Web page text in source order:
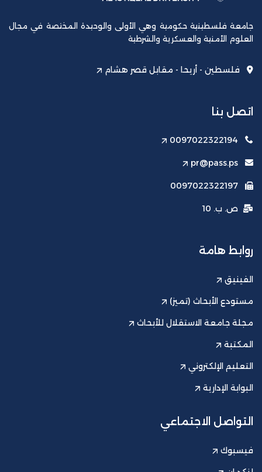
جامعة فلسطينية حكومية وهي الأولى والوحيدة المختصة في مجال
العلوم الأمنية والعسكرية والشرطية
فلسطين - أريحا - مقابل قصر هشام
اتصل بنا
0097022322194
pr@pass.ps
0097022322197
ص. ب. 10
روابط هامة
الفينيق
مستودع الأبحاث (تميز)
مجلة جامعة الاستقلال للأبحاث
المكتبة
التعليم الإلكتروني
البوابة الإدارية
التواصل الاجتماعي
فيسبوك